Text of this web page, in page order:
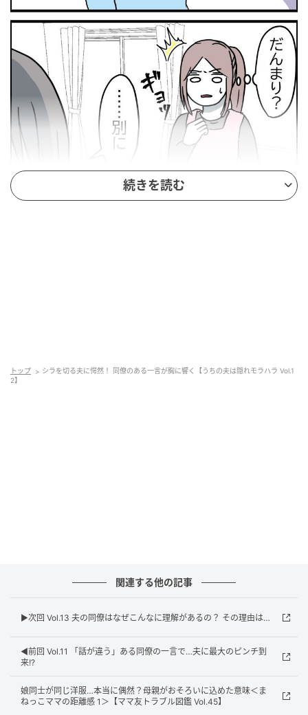
ウーマンエキサイト
続きを読む
トップ
シラを切る夫に愕然！ 同僚のある一言が胸に響く【うちの夫は隠れモラハラ Vol.1
2】
関連する他の記事
▶︎次回 Vol.13 夫の同僚はなぜこんなに理解があるの？ その理由は…
◀︎前回 Vol.11 「話が違う」ある同僚の一言で…夫に最大のピンチ到
来!?
娘同士が同じ洋服…本当に偶然？母親がおそろいに込めた意味＜ま
ねっこママの距離感 1＞【ママ友トラブル図鑑 Vol.45】